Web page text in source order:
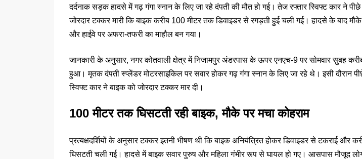
दर्दनाक सड़क हादसे में गढ़ गंगा स्नान के लिए जा रहे दंपती की मौत हो गई। तेज रफ्तार स्विफ्ट कार ने
जोरदार टक्कर मारी कि बाइक करीब 100 मीटर तक डिवाइडर से रगड़ती हुई चली गई। हादसे के बाद
और हाईवे पर अफरा-तफरी का माहौल बन गया।
जानकारी के अनुसार, नगर कोतवाली क्षेत्र में निजामपुर अंडरपास के ऊपर एनएच-9 पर सोमवार सुबह
हुआ। मृतक दंपती स्प्लेंडर मोटरसाइकिल पर सवार होकर गढ़ गंगा स्नान के लिए जा रहे थे। इसी दौरान
स्विफ्ट कार ने बाइक को जोरदार टक्कर मार दी।
100 मीटर तक घिसटती रही बाइक, मौके पर मचा कोहराम
प्रत्यक्षदर्शियों के अनुसार टक्कर इतनी भीषण थी कि बाइक अनियंत्रित होकर डिवाइडर से टकराई और
घिसटती चली गई। हादसे में बाइक सवार पुरुष और महिला गंभीर रूप से घायल हो गए। आसपास मौजूद